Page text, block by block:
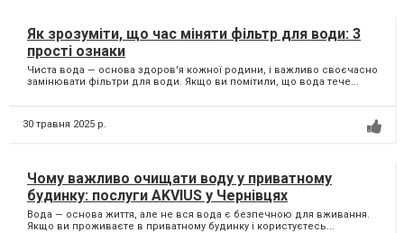
Як зрозуміти, що час міняти фільтр для води: 3
прості ознаки
Чиста вода — основа здоров'я кожної родини, і важливо своєчасно
замінювати фільтри для води. Якщо ви помітили, що вода тече...
30 травня 2025 р.
Чому важливо очищати воду у приватному
будинку: послуги AKVIUS у Чернівцях
Вода — основа життя, але не вся вода є безпечною для вживання.
Якщо ви проживаєте в приватному будинку і користуєтесь...